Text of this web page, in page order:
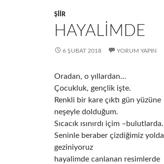
ŞIIR
HAYALIMDE
6 ŞUBAT 2018 YORUM YAPIN
Oradan, o yıllardan…
Çocukluk, gençlik işte.
Renkli bir kare çıktı gün yüzüne
neşeyle dolduğum.
Sıcacık ısınırdı içim –bulutlarda.
Seninle beraber çizdiğimiz yolda
geziniyoruz
hayalimde canlanan resimlerde